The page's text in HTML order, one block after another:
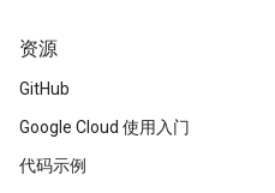
资源
GitHub
Google Cloud 使用入门
代码示例